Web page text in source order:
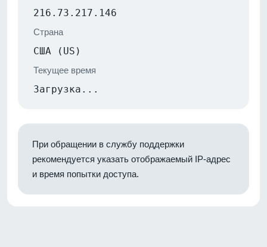
216.73.217.146
Страна
США (US)
Текущее время
Загрузка...
При обращении в службу поддержки
рекомендуется указать отображаемый IP-адрес
и время попытки доступа.